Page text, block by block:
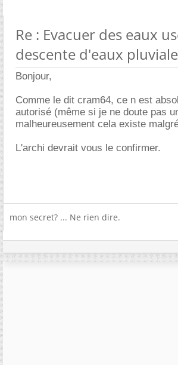
Re : Evacuer des eaux
descente d'eaux
Bonjour,
Comme le dit cram64, ce n est
autorisé (même si je ne doute pas
malheureusement cela existe
L'archi devrait vous le confirmer.
mon secret? ... Ne rien dire.